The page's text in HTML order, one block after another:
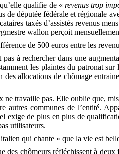
qualifie de « revenus trop
députée fédérale et régionale
taxés d’assistés revenus
wallon perçoit
de 500 euros entre les
à rechercher dans une
les plaintes du patronat
allocations de chômage
travaille pas. Elle oublie que,
communes de l’entité.
de plus en plus de
utilisateurs.
qui chante « que la vie est
chômeurs réfléchissent à